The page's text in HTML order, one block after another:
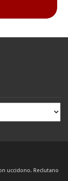
uccidono. Reclutano